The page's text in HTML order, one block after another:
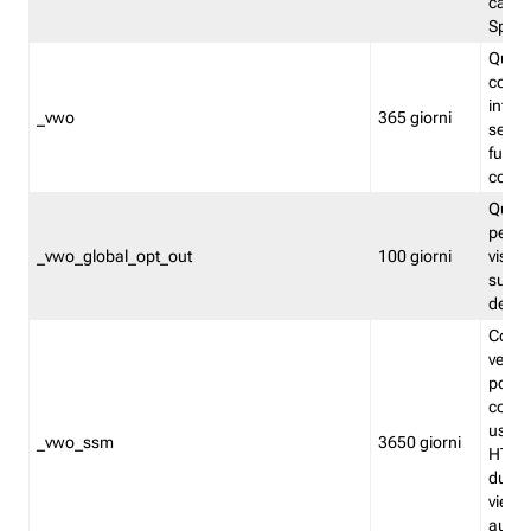
Split
_vwo 365 giorni
_vwo_global_opt_out 100 giorni
su
_vwo_ssm 3650 giorni
viene